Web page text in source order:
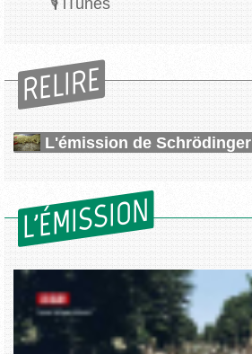
iTunes
RELIRE
L'émission de Schrödinger
L'ÉMISSION